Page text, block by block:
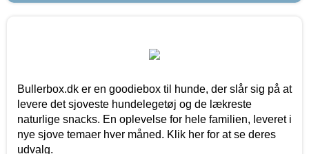
Bullerbox.dk er en goodiebox til hunde, der slår sig på at
levere det sjoveste hundelegetøj og de lækreste
naturlige snacks. En oplevelse for hele familien, leveret i
nye sjove temaer hver måned. Klik her for at se deres
udvalg.